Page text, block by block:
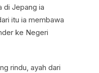
di Jepang ia
itu ia membawa
ke Negeri
rindu, ayah dari